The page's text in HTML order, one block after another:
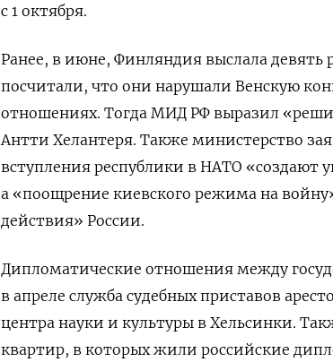
с 1 октября.
Ранее, в июне, Финляндия выслала девять
посчитали, что они нарушали Венскую
отношениях. Тогда МИД РФ выразил
Антти Хелантеря. Также министерство
вступления республики в НАТО «создают
а «поощрение киевского режима на
действия» России.
Дипломатические отношения между
в апреле служба судебных приставов
центра науки и культуры в Хельсинки.
квартир, в которых жили российские